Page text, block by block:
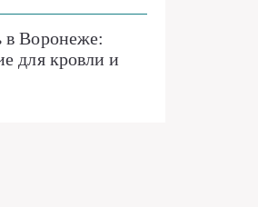
Воронеже:
для кровли и